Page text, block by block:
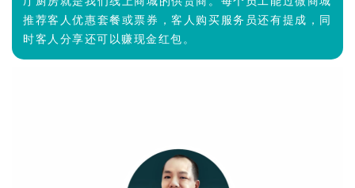
推荐客人优惠套餐或票券，客人购买服务员还有提成，同
时客人分享还可以赚现金红包。